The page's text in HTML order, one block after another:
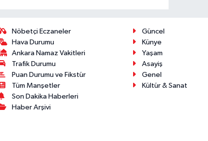
Nöbetçi Eczaneler
Hava Durumu
Ankara Namaz Vakitleri
Trafik Durumu
Puan Durumu ve Fikstür
Tüm Manşetler
Son Dakika Haberleri
Haber Arşivi
Güncel
Künye
Yaşam
Asayiş
Genel
Kültür & Sanat